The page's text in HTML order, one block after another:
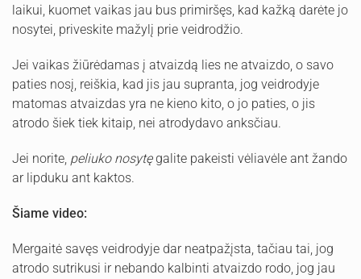
laikui, kuomet vaikas jau bus primiršęs, kad kažką darėte jo
nosytei, priveskite mažylį prie veidrodžio.
Jei vaikas žiūrėdamas į atvaizdą lies ne atvaizdo, o savo
paties nosį, reiškia, kad jis jau supranta, jog veidrodyje
matomas atvaizdas yra ne kieno kito, o jo paties, o jis
atrodo šiek tiek kitaip, nei atrodydavo anksčiau.
Jei norite, peliuko nosytęgalite pakeisti vėliavėle ant žando
ar lipduku ant kaktos.
Šiame video:
Mergaitė savęs veidrodyje dar neatpažįsta, tačiau tai, jog
atrodo sutrikusi ir nebando kalbinti atvaizdo rodo, jog jau